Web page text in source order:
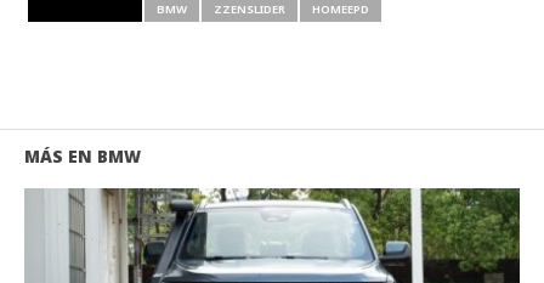
BMW ZZENSLIDER HOMEEPD
MÁS EN BMW